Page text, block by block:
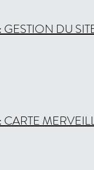
DU